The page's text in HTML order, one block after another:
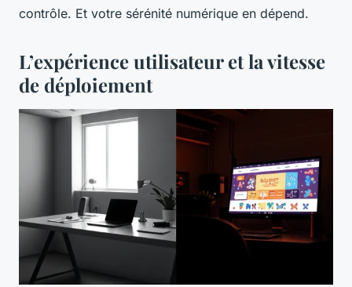
contrôle. Et votre sérénité numérique en dépend.
L’expérience utilisateur et la vitesse
de déploiement